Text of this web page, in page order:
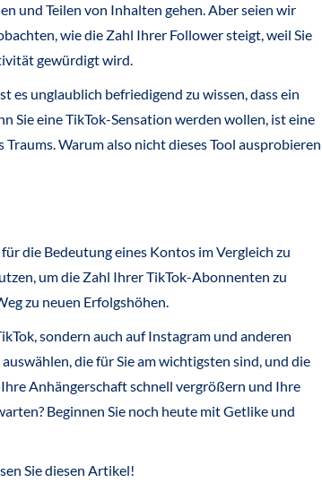
und Teilen von Inhalten gehen. Aber seien wir
wie die Zahl Ihrer Follower steigt, weil Sie
gewürdigt wird.
unglaublich befriedigend zu wissen, dass ein
Sie eine TikTok-Sensation werden wollen, ist eine
Warum also nicht dieses Tool ausprobieren
die Bedeutung eines Kontos im Vergleich zu
um die Zahl Ihrer TikTok-Abonnenten zu
zu neuen Erfolgshöhen.
sondern auch auf Instagram und anderen
die für Sie am wichtigsten sind, und die
Anhängerschaft schnell vergrößern und Ihre
Beginnen Sie noch heute mit Getlike und
Sie diesen Artikel!